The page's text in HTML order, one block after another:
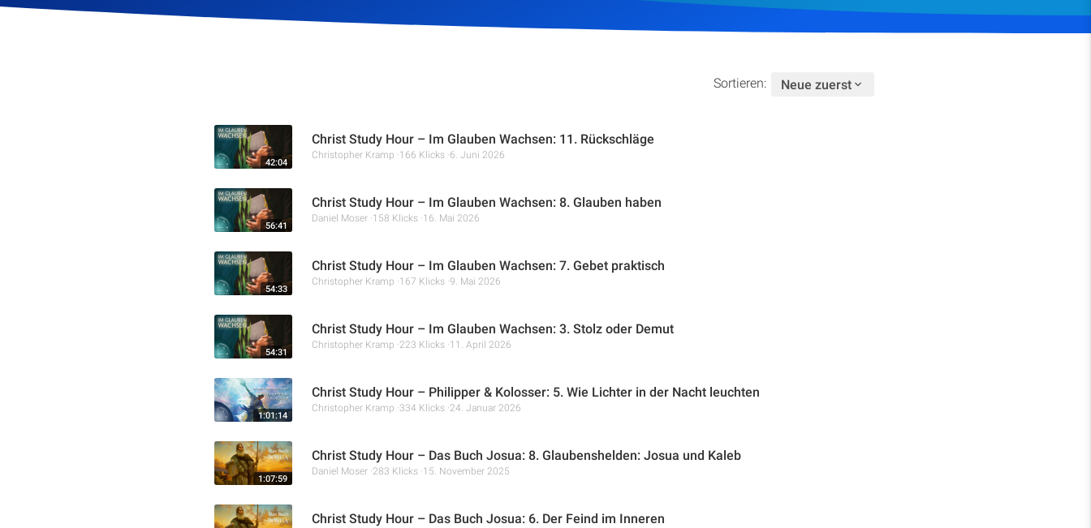
Sortieren: Neue zuerst
42:04
Christ Study Hour – Im Glauben Wachsen: 11. Rückschläge
Christopher Kramp 166 Klicks 6. Juni 2026
56:41
Christ Study Hour – Im Glauben Wachsen: 8. Glauben haben
Daniel Moser 158 Klicks 16. Mai 2026
54:33
Christ Study Hour – Im Glauben Wachsen: 7. Gebet praktisch
Christopher Kramp 167 Klicks 9. Mai 2026
54:31
Christ Study Hour – Im Glauben Wachsen: 3. Stolz oder Demut
Christopher Kramp 223 Klicks 11. April 2026
1:01:14
Christ Study Hour – Philipper & Kolosser: 5. Wie Lichter in der Nacht leuchten
Christopher Kramp 334 Klicks 24. Januar 2026
1:07:59
Christ Study Hour – Das Buch Josua: 8. Glaubenshelden: Josua und Kaleb
Daniel Moser 283 Klicks 15. November 2025
Christ Study Hour – Das Buch Josua: 6. Der Feind im Inneren